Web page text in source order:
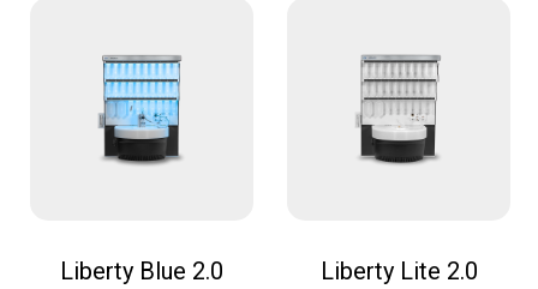
Liberty Blue 2.0 Liberty Lite 2.0